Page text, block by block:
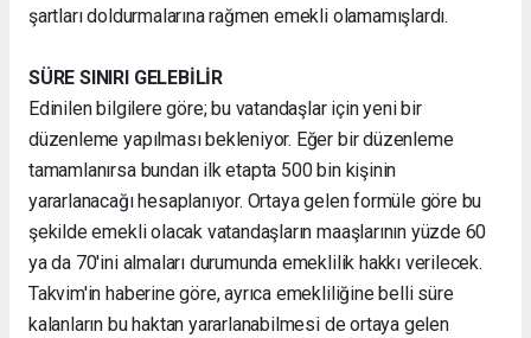
şartları doldurmalarına rağmen emekli olamamışlardı.
SÜRE SINIRI GELEBİLİR
Edinilen bilgilere göre; bu vatandaşlar için yeni bir
düzenleme yapılması bekleniyor. Eğer bir düzenleme
tamamlanırsa bundan ilk etapta 500 bin kişinin
yararlanacağı hesaplanıyor. Ortaya gelen formüle göre bu
şekilde emekli olacak vatandaşların maaşlarının yüzde 60
ya da 70'ini almaları durumunda emeklilik hakkı verilecek.
Takvim'in haberine göre, ayrıca emekliliğine belli süre
kalanların bu haktan yararlanabilmesi de ortaya gelen